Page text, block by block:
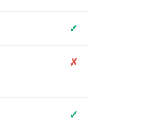
✓
✗
✓